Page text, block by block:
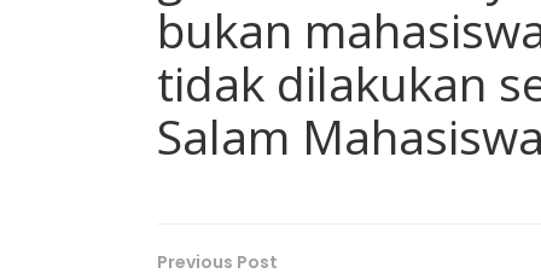
bukan
tidak dilakukan
Salam
Previous Post